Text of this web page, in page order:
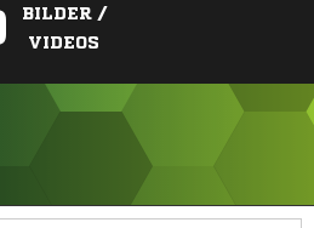
BILDER /
VIDEOS
ANZEIGE